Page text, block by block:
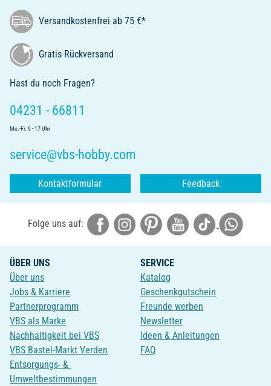
Versandkostenfrei ab 75 €*
Gratis Rückversand
Hast du noch Fragen?
04231 - 66811
Mo.-Fr. 9 - 17 Uhr
service@vbs-hobby.com
Kontaktformular Feedback
Folge uns auf:
ÜBER UNS
Über uns
Jobs & Karriere
Partnerprogramm
VBS als Marke
Nachhaltigkeit bei VBS
VBS Bastel-Markt Verden
Entsorgungs- &
Umweltbestimmungen
SERVICE
Katalog
Geschenkgutschein
Freunde werben
Newsletter
Ideen & Anleitungen
FAQ